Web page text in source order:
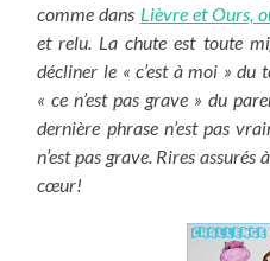
comme dans Lièvre et Ours,
et relu. La chute est toute
décliner le « c’est à moi »
« ce n’est pas grave » du
dernière phrase n’est pas
n’est pas grave. Rires
cœur!